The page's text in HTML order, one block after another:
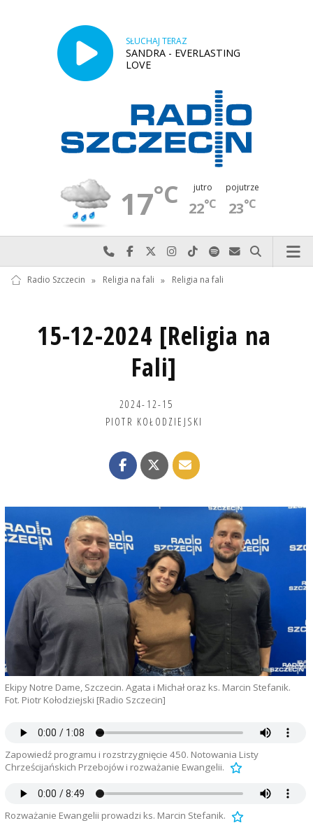
SŁUCHAJ TERAZ
SANDRA - EVERLASTING
LOVE
17°C jutro
22°C
pojutrze
23°C
Najlepiej po prostu do nas zadzwoń
Odwiedź nas na Facebook-u
Odwiedź nas na X
Odwiedź nas na Instagram-ie
Odwiedź nas na TikTok-u
Szukaj nas na Spotify
Wyślij do nas
Szukaj
Radio Szczecin » Religia na fali » Religia na fali
15-12-2024 [Religia na
Fali]
2024-12-15
PIOTR KOŁODZIEJSKI
Ekipy Notre Dame, Szczecin. Agata i Michał oraz ks. Marcin Stefanik.
Fot. Piotr Kołodziejski [Radio Szczecin]
Zapowiedź programu i rozstrzygnięcie 450. Notowania Listy
Chrześcijańskich Przebojów i rozważanie Ewangelii.
Rozważanie Ewangelii prowadzi ks. Marcin Stefanik.